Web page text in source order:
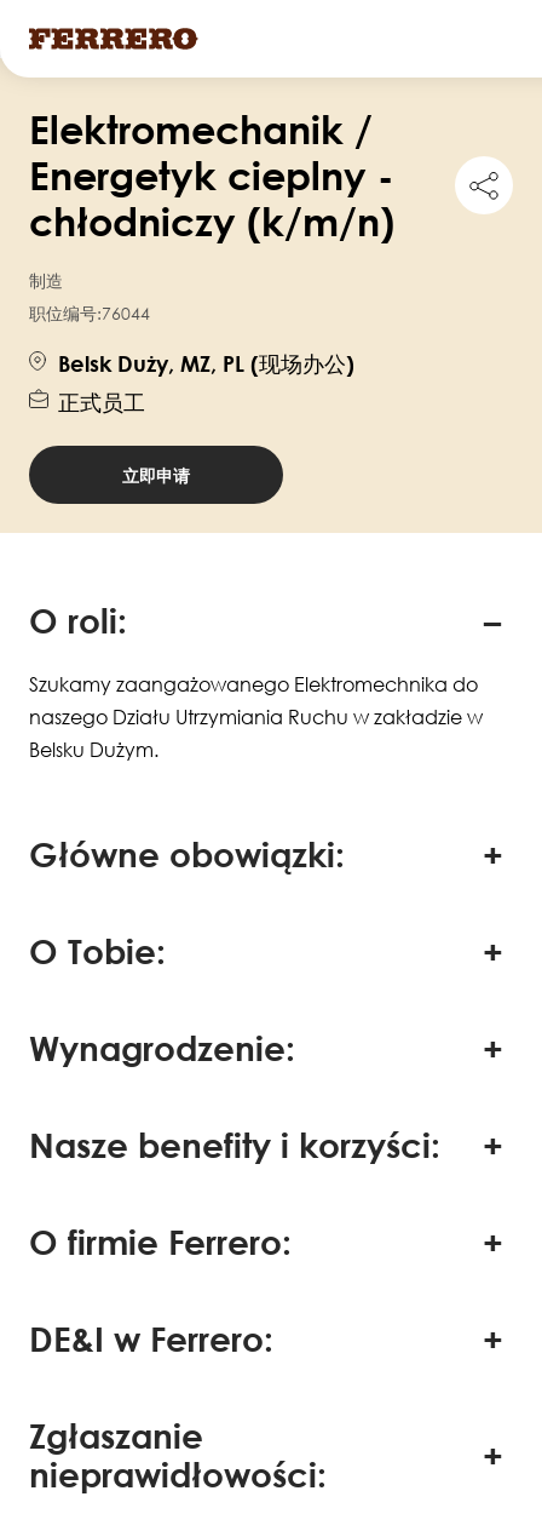
Elektromechanik /
Energetyk cieplny -
chłodniczy (k/m/n)
this
制造
职位编号:76044
Belsk Duży, MZ, PL (现场办公)
正式员工
立即申请
O roli:
Szukamy zaangażowanego Elektromechnika do
naszego Działu Utrzymiania Ruchu w zakładzie w
Belsku Dużym.
Główne obowiązki:
O Tobie:
Wynagrodzenie:
Nasze benefity i korzyści:
O firmie Ferrero:
DE&I w Ferrero:
Zgłaszanie
nieprawidłowości: